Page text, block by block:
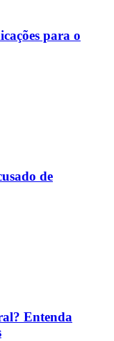
para o
de
Entenda